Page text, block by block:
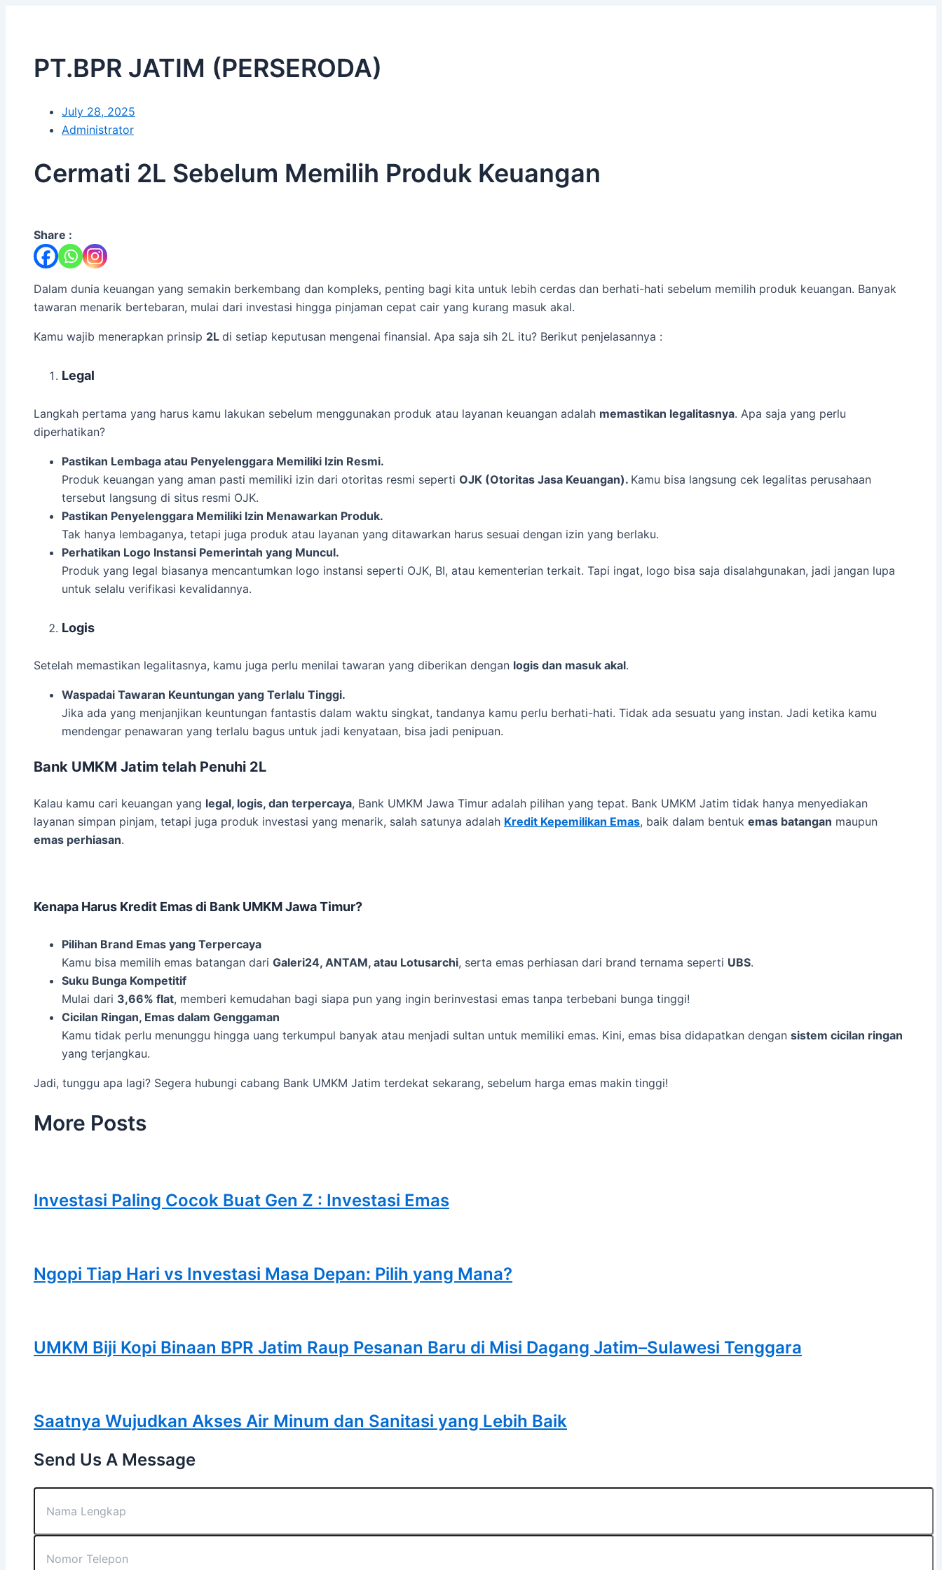
PT.BPR JATIM (PERSERODA)
July 28, 2025
Administrator
Cermati 2L Sebelum Memilih Produk Keuangan
Share :
Dalam dunia keuangan yang semakin berkembang dan kompleks, penting bagi kita untuk lebih cerdas dan berhati-hati sebelum memilih produk keuangan. Banyak
tawaran menarik bertebaran, mulai dari investasi hingga pinjaman cepat cair yang kurang masuk akal.
Kamu wajib menerapkan prinsip 2L di setiap keputusan mengenai finansial. Apa saja sih 2L itu? Berikut penjelasannya :
Legal
Langkah pertama yang harus kamu lakukan sebelum menggunakan produk atau layanan keuangan adalah memastikan legalitasnya. Apa saja yang perlu
diperhatikan?
Pastikan Lembaga atau Penyelenggara Memiliki Izin Resmi.
Produk keuangan yang aman pasti memiliki izin dari otoritas resmi seperti OJK (Otoritas Jasa Keuangan). Kamu bisa langsung cek legalitas perusahaan
tersebut langsung di situs resmi OJK.
Pastikan Penyelenggara Memiliki Izin Menawarkan Produk.
Tak hanya lembaganya, tetapi juga produk atau layanan yang ditawarkan harus sesuai dengan izin yang berlaku.
Perhatikan Logo Instansi Pemerintah yang Muncul.
Produk yang legal biasanya mencantumkan logo instansi seperti OJK, BI, atau kementerian terkait. Tapi ingat, logo bisa saja disalahgunakan, jadi jangan lupa
untuk selalu verifikasi kevalidannya.
Logis
Setelah memastikan legalitasnya, kamu juga perlu menilai tawaran yang diberikan dengan logis dan masuk akal.
Waspadai Tawaran Keuntungan yang Terlalu Tinggi.
Jika ada yang menjanjikan keuntungan fantastis dalam waktu singkat, tandanya kamu perlu berhati-hati. Tidak ada sesuatu yang instan. Jadi ketika kamu
mendengar penawaran yang terlalu bagus untuk jadi kenyataan, bisa jadi penipuan.
Bank UMKM Jatim telah Penuhi 2L
Kalau kamu cari keuangan yang legal, logis, dan terpercaya, Bank UMKM Jawa Timur adalah pilihan yang tepat. Bank UMKM Jatim tidak hanya menyediakan
layanan simpan pinjam, tetapi juga produk investasi yang menarik, salah satunya adalah Kredit Kepemilikan Emas, baik dalam bentuk emas batangan maupun
emas perhiasan.
Kenapa Harus Kredit Emas di Bank UMKM Jawa Timur?
Pilihan Brand Emas yang Terpercaya
Kamu bisa memilih emas batangan dari Galeri24, ANTAM, atau Lotusarchi, serta emas perhiasan dari brand ternama seperti UBS.
Suku Bunga Kompetitif
Mulai dari 3,66% flat, memberi kemudahan bagi siapa pun yang ingin berinvestasi emas tanpa terbebani bunga tinggi!
Cicilan Ringan, Emas dalam Genggaman
Kamu tidak perlu menunggu hingga uang terkumpul banyak atau menjadi sultan untuk memiliki emas. Kini, emas bisa didapatkan dengan sistem cicilan ringan
yang terjangkau.
Jadi, tunggu apa lagi? Segera hubungi cabang Bank UMKM Jatim terdekat sekarang, sebelum harga emas makin tinggi!
More Posts
Investasi Paling Cocok Buat Gen Z : Investasi Emas
Ngopi Tiap Hari vs Investasi Masa Depan: Pilih yang Mana?
UMKM Biji Kopi Binaan BPR Jatim Raup Pesanan Baru di Misi Dagang Jatim–Sulawesi Tenggara
Saatnya Wujudkan Akses Air Minum dan Sanitasi yang Lebih Baik
Send Us A Message